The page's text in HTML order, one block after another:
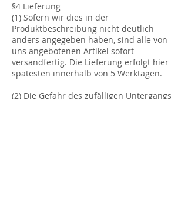
§4 Lieferung
(1) Sofern wir dies in der
Produktbeschreibung nicht deutlich
anders angegeben haben, sind alle von
uns angebotenen Artikel sofort
versandfertig. Die Lieferung erfolgt hier
spätesten innerhalb von 5 Werktagen.
(2) Die Gefahr des zufälligen Untergangs